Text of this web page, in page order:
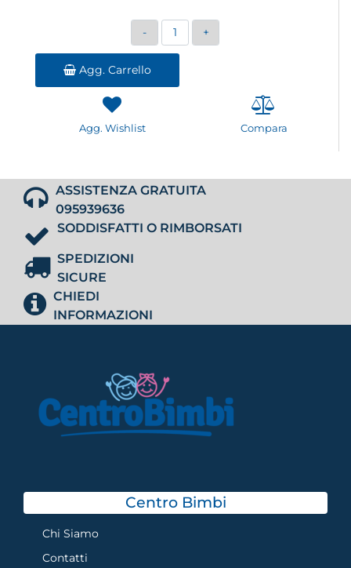
Quantità
Agg. Carrello
Agg. Wishlist Compara
ASSISTENZA GRATUITA
095939636
SODDISFATTI O RIMBORSATI
SPEDIZIONI
SICURE
CHIEDI
INFORMAZIONI
Centro Bimbi
Chi Siamo
Contatti